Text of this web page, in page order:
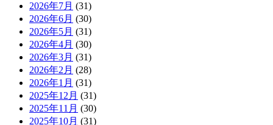
2026年7月 (31)
2026年6月 (30)
2026年5月 (31)
2026年4月 (30)
2026年3月 (31)
2026年2月 (28)
2026年1月 (31)
2025年12月 (31)
2025年11月 (30)
2025年10月 (31)